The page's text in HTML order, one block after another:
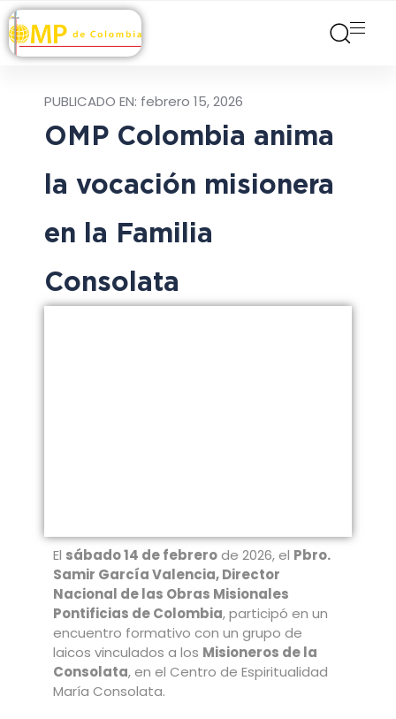
PUBLICADO EN: febrero 15, 2026
OMP Colombia anima
la vocación misionera
en la Familia
Consolata
El sábado 14 de febrerode 2026, el Pbro.
Samir García Valencia, Director
Nacional de las Obras Misionales
Pontificias de Colombia, participó en un
encuentro formativo con un grupo de
laicos vinculados a los Misioneros de la
Consolata, en el Centro de Espiritualidad
María Consolata.